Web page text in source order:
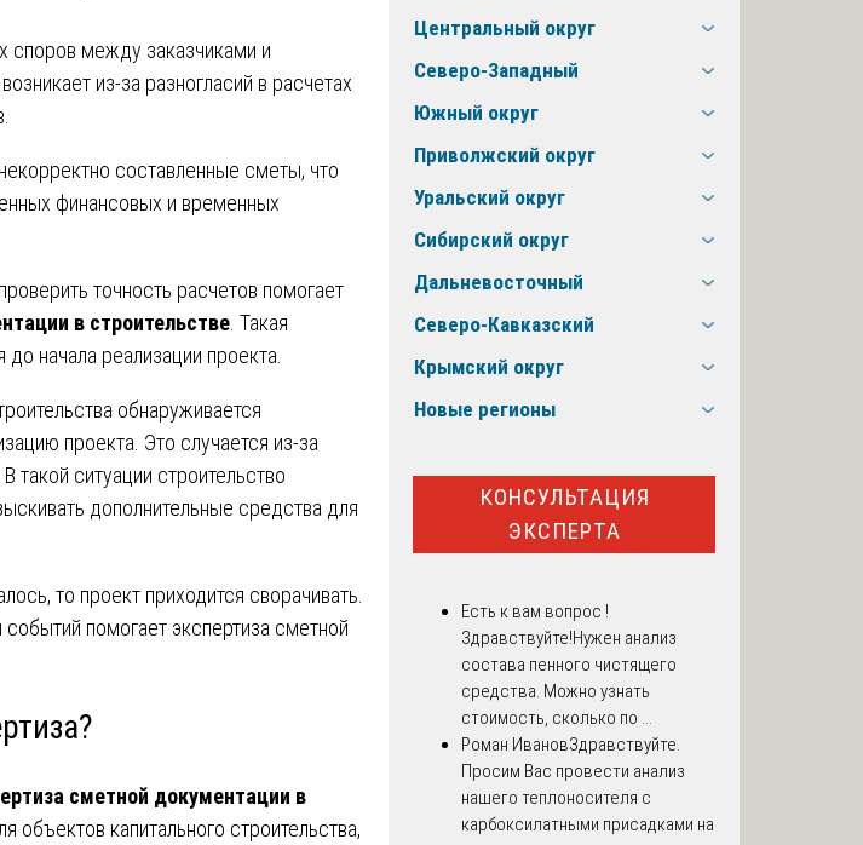
споров между заказчиками и
из-за разногласий в расчетах
составленные сметы, что
финансовых и временных
точность расчетов помогает
в строительстве . Такая
начала реализации проекта.
обнаруживается
проекта. Это случается из-за
такой ситуации строительство
дополнительные средства для
то проект приходится сворачивать.
помогает экспертиза сметной
сметной документации в
объектов капитального строительства,
Центральный округ
Северо-Западный
Южный округ
Приволжский округ
Уральский округ
Сибирский округ
Дальневосточный
Северо-Кавказский
Крымский округ
Новые регионы
КОНСУЛЬТАЦИЯ
ЭКСПЕРТА
Есть к вам вопрос !
Здравствуйте!Нужен анализ
состава пенного чистящего
средства. Можно узнать
стоимость, сколько по ...
Роман ИвановЗдравствуйте.
Просим Вас провести анализ
нашего теплоносителя с
карбоксилатными присадками на